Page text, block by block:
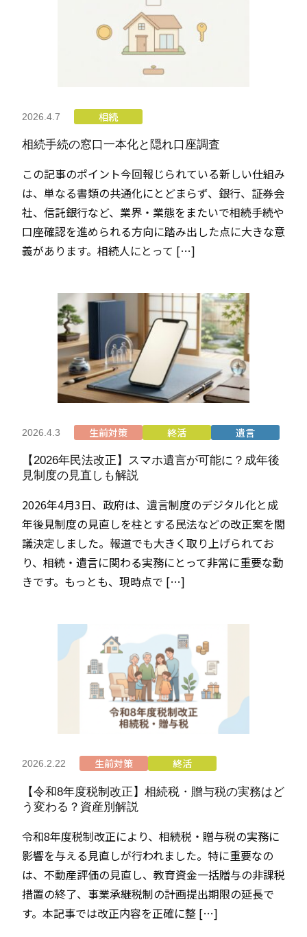
2026.4.7 相続
相続手続の窓口一本化と隠れ口座調査
この記事のポイント今回報じられている新しい仕組み
は、単なる書類の共通化にとどまらず、銀行、証券会
社、信託銀行など、業界・業態をまたいで相続手続や
口座確認を進められる方向に踏み出した点に大きな意
義があります。相続人にとって […]
2026.4.3 生前対策 終活 遺言
【2026年民法改正】スマホ遺言が可能に？成年後
見制度の見直しも解説
2026年4月3日、政府は、遺言制度のデジタル化と成
年後見制度の見直しを柱とする民法などの改正案を閣
議決定しました。報道でも大きく取り上げられてお
り、相続・遺言に関わる実務にとって非常に重要な動
きです。もっとも、現時点で […]
2026.2.22 生前対策 終活
【令和8年度税制改正】相続税・贈与税の実務はど
う変わる？資産別解説
令和8年度税制改正により、相続税・贈与税の実務に
影響を与える見直しが行われました。特に重要なの
は、不動産評価の見直し、教育資金一括贈与の非課税
措置の終了、事業承継税制の計画提出期限の延長で
す。本記事では改正内容を正確に整 […]